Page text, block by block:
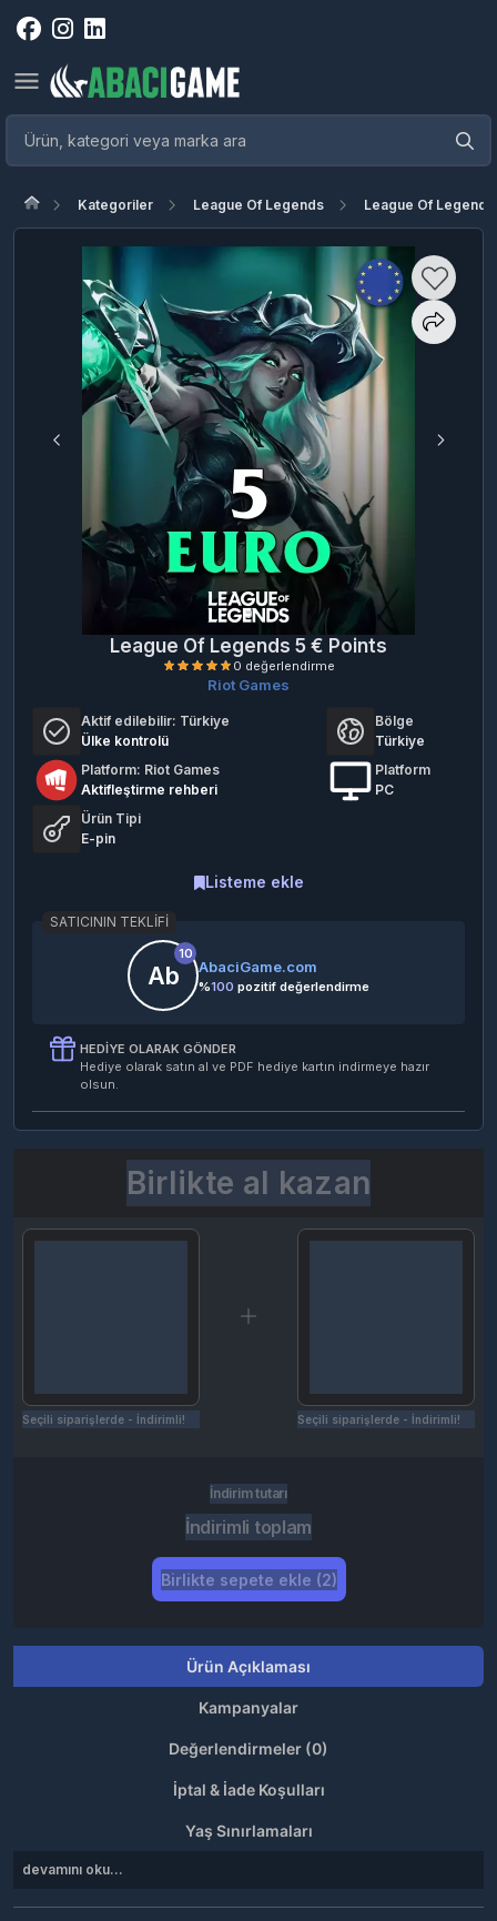
Kategoriler League Of Legends League Of Legends
League Of Legends 5 € Points
Riot Games
Aktif edilebilir: Türkiye
Ülke kontrolü
Bölge
Türkiye
Platform: Riot Games
Aktifleştirme rehberi
Platform
PC
Ürün Tipi
E-pin
Listeme ekle
SATICININ TEKLIFI
10
Ab AbaciGame.com
%100 pozitif değerlendirme
HEDIYE OLARAK GÖNDER
Hediye olarak satın al ve PDF hediye kartın indirmeye hazır
olsun.
Birlikte al kazan
Seçili siparişlerde - İndirimli! Seçili siparişlerde - İndirimli!
İndirim tutarı
İndirimli toplam
Birlikte sepete ekle (2)
Ürün Açıklaması
Kampanyalar
Değerlendirmeler (0)
İptal & İade Koşulları
Yaş Sınırlamaları
devamını oku...